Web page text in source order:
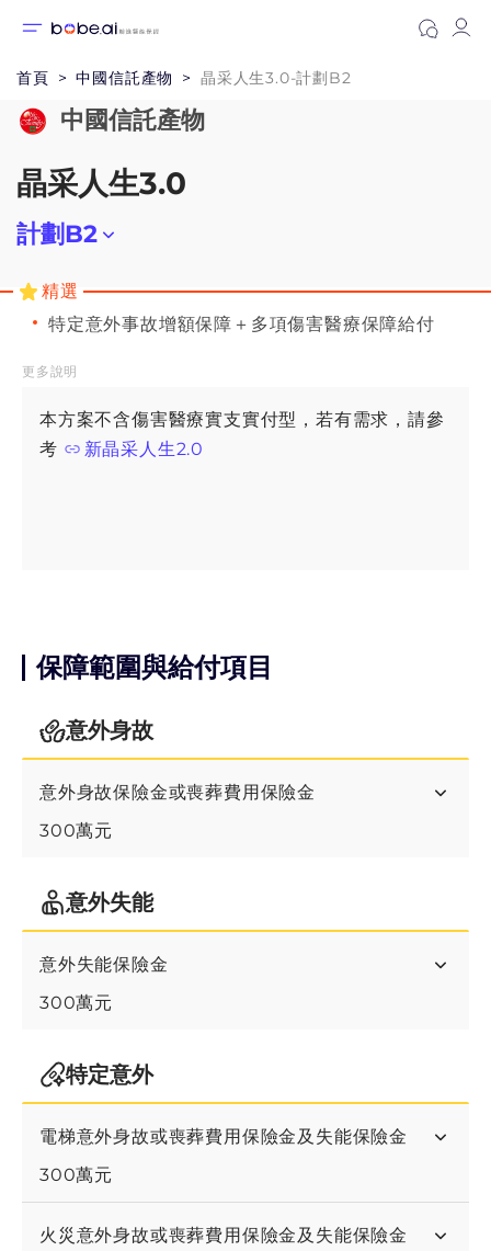
首頁 中國信託產物 晶采人生3.0-計劃B2
中國信託產物
晶采人生3.0
計劃B2
計劃A
計劃A1
計劃B2
精選
特定意外事故增額保障＋多項傷害醫療保障給付
更多說明
本方案不含傷害醫療實支實付型，若有需求，請參
考
新晶采人生2.0
保障範圍與給付項目
意外身故
意外身故保險金或喪葬費用保險金
300萬元
意外失能
意外失能保險金
300萬元
特定意外
電梯意外身故或喪葬費用保險金及失能保險金
300萬元
火災意外身故或喪葬費用保險金及失能保險金